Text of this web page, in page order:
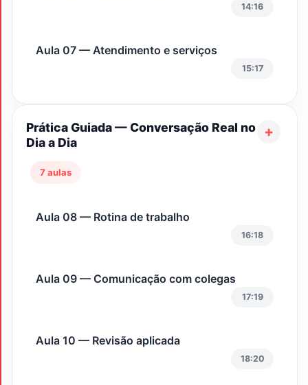
14:16
Aula 07 — Atendimento e serviços
15:17
Prática Guiada — Conversação Real no
Dia a Dia
7 aulas
Aula 08 — Rotina de trabalho
16:18
Aula 09 — Comunicação com colegas
17:19
Aula 10 — Revisão aplicada
18:20